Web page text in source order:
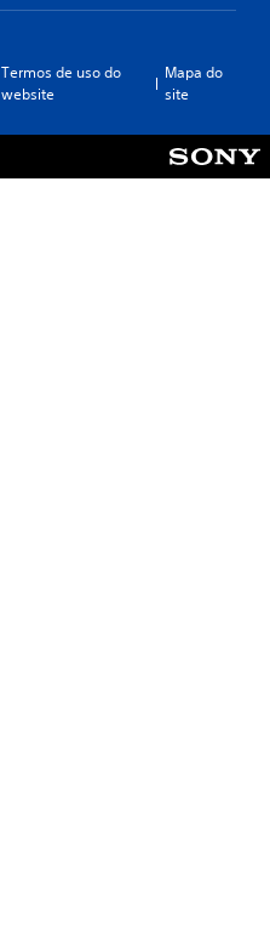
Termos de uso do
website
Mapa do
site